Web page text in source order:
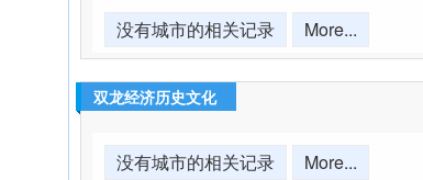
没有城市的相关记录 More...
双龙经济历史文化
没有城市的相关记录 More...